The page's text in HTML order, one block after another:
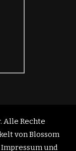
. Alle Rechte
vonBlossom
Impressum und